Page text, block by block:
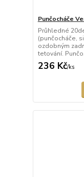
Punčocháče
Průhledné
(punčocháče,
ozdobným
tetování.
236 Kč/ks